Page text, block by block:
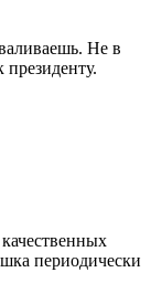
Не в
президенту.
периодически